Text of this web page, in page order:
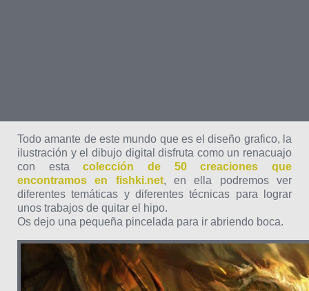
Todo amante de este mundo que es el diseño grafico, la
ilustración y el dibujo digital disfruta como un renacuajo
con estacolección de 50 creaciones que
encontramos en fishki.net, en ella podremos ver
diferentes temáticas y diferentes técnicas para lograr
unos trabajos de quitar el hipo.
Os dejo una pequeña pincelada para ir abriendo boca.